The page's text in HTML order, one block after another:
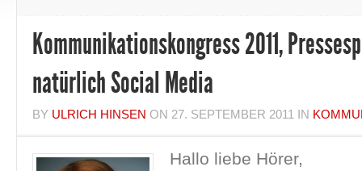
Kommunikationskongress 2011,
natürlich Social Media
BY ULRICH HINSEN ON 27. SEPTEMBER 2011 IN
Hallo liebe Hörer,